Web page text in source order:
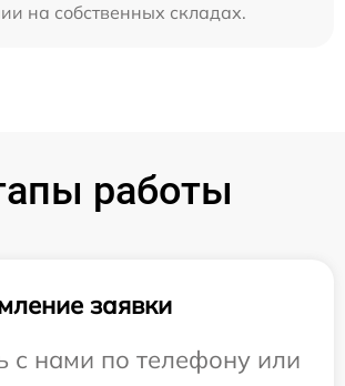
на собственных складах.
работы
заявки
с нами по телефону или